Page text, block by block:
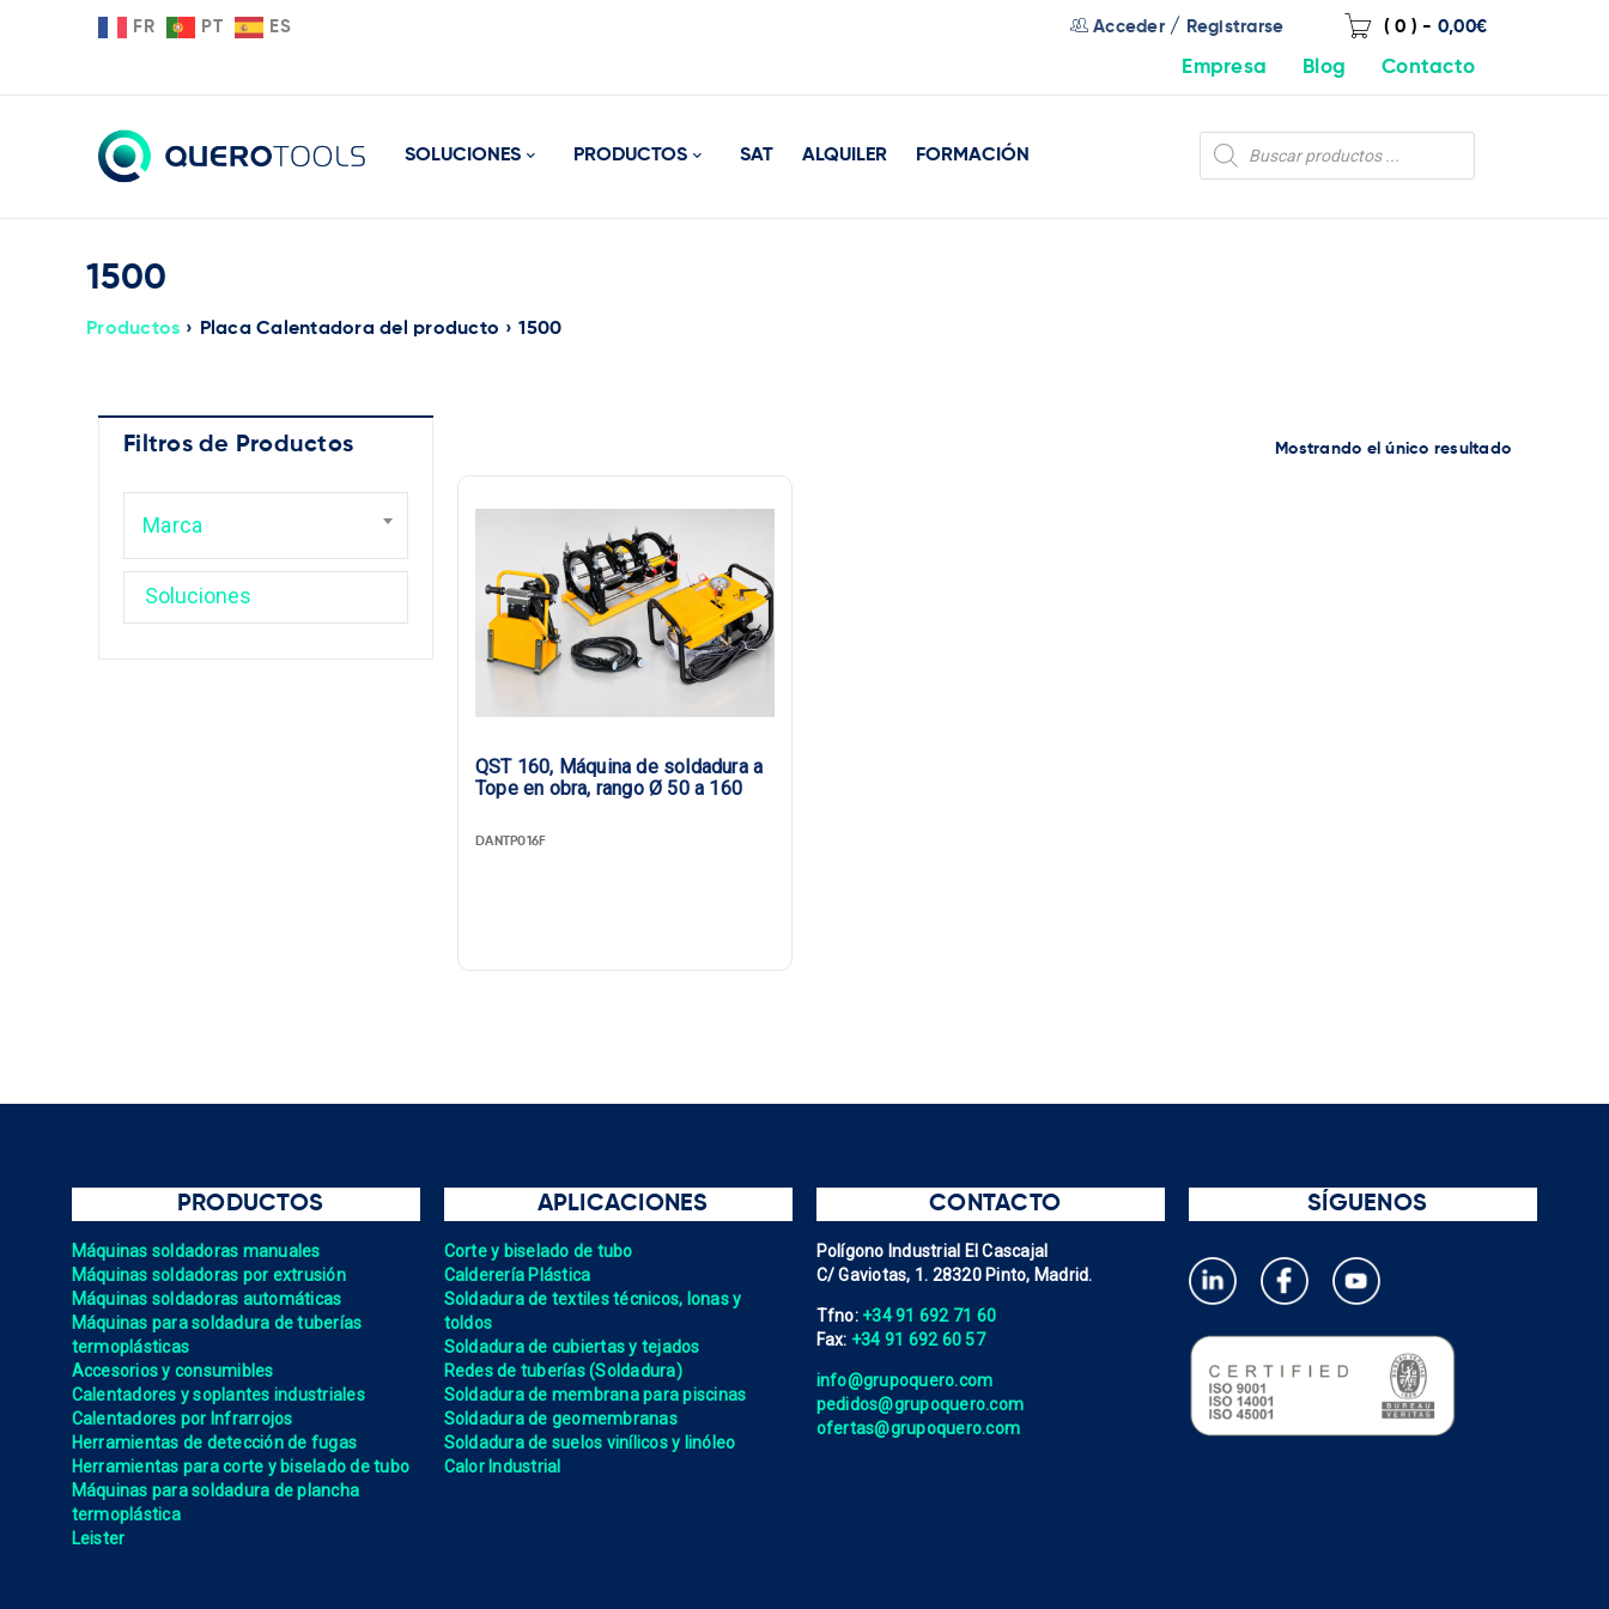
FR PT ES ( 0 ) - 0,00€
Acceder/ Registrarse
Empresa Blog Contacto
SOLUCIONES PRODUCTOS SAT ALQUILER FORMACIÓN
1500
Productos › Placa Calentadora del producto › 1500
Filtros de Productos
Marca
Mostrando el único resultado
QST 160, Máquina de soldadura a
Tope en obra, rango Ø 50 a 160
DANTP016F
PRODUCTOS
Máquinas soldadoras manuales
Máquinas soldadoras por extrusión
Máquinas soldadoras automáticas
Máquinas para soldadura de tuberías
termoplásticas
Accesorios y consumibles
Calentadores y soplantes industriales
Calentadores por Infrarrojos
Herramientas de detección de fugas
Herramientas para corte y biselado de tubo
Máquinas para soldadura de plancha
termoplástica
Leister
APLICACIONES
Corte y biselado de tubo
Calderería Plástica
Soldadura de textiles técnicos, lonas y
toldos
Soldadura de cubiertas y tejados
Redes de tuberías (Soldadura)
Soldadura de membrana para piscinas
Soldadura de geomembranas
Soldadura de suelos vinílicos y linóleo
Calor Industrial
CONTACTO
Polígono Industrial El Cascajal
C/ Gaviotas, 1. 28320 Pinto, Madrid.
Tfno: +34 91 692 71 60
Fax: +34 91 692 60 57
info@grupoquero.com
pedidos@grupoquero.com
ofertas@grupoquero.com
SÍGUENOS